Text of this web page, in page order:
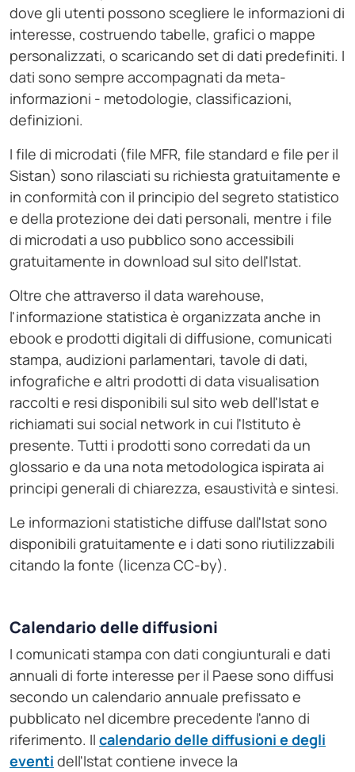
dove gli utenti possono scegliere le informazioni di
interesse, costruendo tabelle, grafici o mappe
personalizzati, o scaricando set di dati predefiniti. I
dati sono sempre accompagnati da meta-
informazioni - metodologie, classificazioni,
definizioni.
I file di microdati (file MFR, file standard e file per il
Sistan) sono rilasciati su richiesta gratuitamente e
in conformità con il principio del segreto statistico
e della protezione dei dati personali, mentre i file
di microdati a uso pubblico sono accessibili
gratuitamente in download sul sito dell'Istat.
Oltre che attraverso il data warehouse,
l'informazione statistica è organizzata anche in
ebook e prodotti digitali di diffusione, comunicati
stampa, audizioni parlamentari, tavole di dati,
infografiche e altri prodotti di data visualisation
raccolti e resi disponibili sul sito web dell'Istat e
richiamati sui social network in cui l'Istituto è
presente. Tutti i prodotti sono corredati da un
glossario e da una nota metodologica ispirata ai
principi generali di chiarezza, esaustività e sintesi.
Le informazioni statistiche diffuse dall'Istat sono
disponibili gratuitamente e i dati sono riutilizzabili
citando la fonte (licenza CC-by).
Calendario delle diffusioni
I comunicati stampa con dati congiunturali e dati
annuali di forte interesse per il Paese sono diffusi
secondo un calendario annuale prefissato e
pubblicato nel dicembre precedente l'anno di
riferimento. Il calendario delle diffusioni e degli
eventi dell'Istat contiene invece la